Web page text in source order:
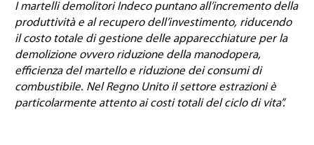
I martelli demolitori Indeco puntano all’incremento della
produttività e al recupero dell’investimento, riducendo
il costo totale di gestione delle apparecchiature per la
demolizione ovvero riduzione della manodopera,
efficienza del martello e riduzione dei consumi di
combustibile. Nel Regno Unito il settore estrazioni è
particolarmente attento ai costi totali del ciclo di vita”.